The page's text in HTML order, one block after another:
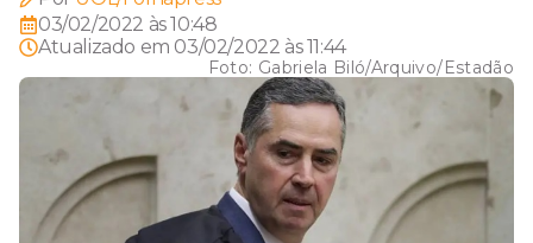
03/02/2022 às 10:48
Atualizado em 03/02/2022 às 11:44
Foto: Gabriela Biló/Arquivo/Estadão